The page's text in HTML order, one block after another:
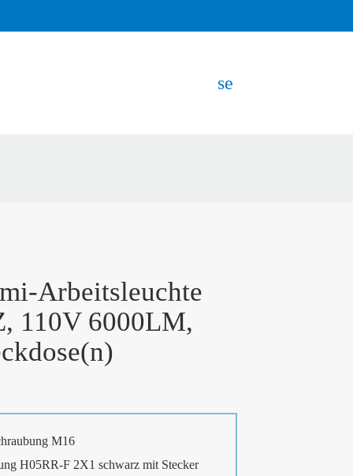
search
Arbeitsleuchte
110V 6000LM,
M16
H05RR-F 2X1 schwarz mit Stecker